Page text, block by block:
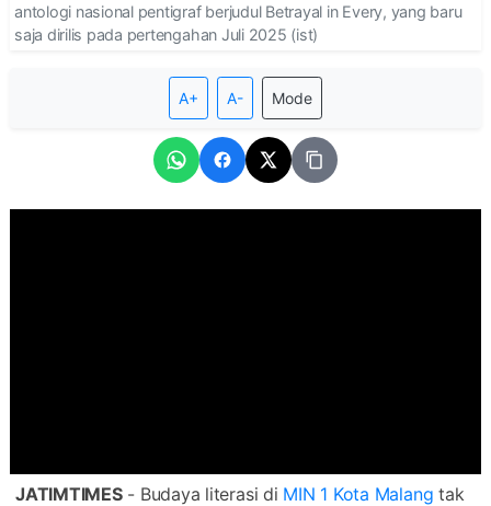
antologi nasional pentigraf berjudul Betrayal in Every, yang baru
saja dirilis pada pertengahan Juli 2025 (ist)
A+ A- Mode
JATIMTIMES- Budaya literasi di MIN 1 Kota Malang tak